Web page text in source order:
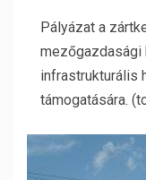
Pályázat a
infrastrukturális
támogatására.